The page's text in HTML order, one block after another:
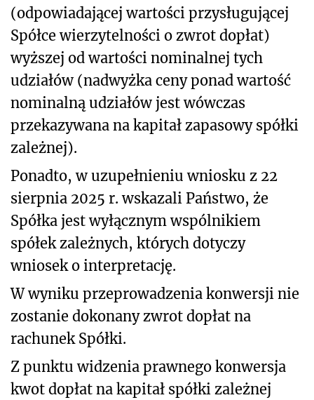
(odpowiadającej wartości przysługującej
Spółce wierzytelności o zwrot dopłat)
wyższej od wartości nominalnej tych
udziałów (nadwyżka ceny ponad wartość
nominalną udziałów jest wówczas
przekazywana na kapitał zapasowy spółki
zależnej).
Ponadto, w uzupełnieniu wniosku z 22
sierpnia 2025 r. wskazali Państwo, że
Spółka jest wyłącznym wspólnikiem
spółek zależnych, których dotyczy
wniosek o interpretację.
W wyniku przeprowadzenia konwersji nie
zostanie dokonany zwrot dopłat na
rachunek Spółki.
Z punktu widzenia prawnego konwersja
kwot dopłat na kapitał spółki zależnej